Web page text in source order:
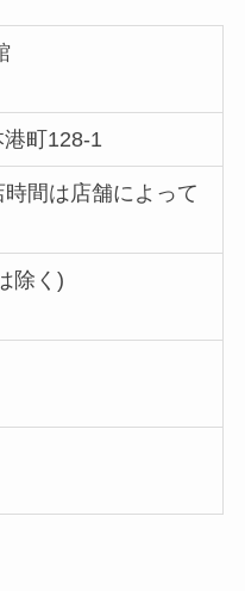
町128-1
間は店舗によって
除く)